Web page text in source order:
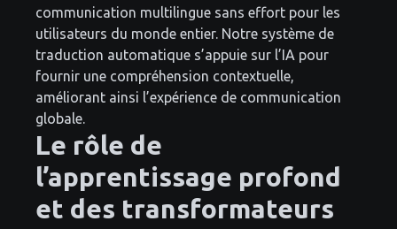
communication multilingue sans effort pour les
utilisateurs du monde entier. Notre système de
traduction automatique s’appuie sur l’IA pour
fournir une compréhension contextuelle,
améliorant ainsi l’expérience de communication
globale.
Le rôle de
l’apprentissage profond
et des transformateurs